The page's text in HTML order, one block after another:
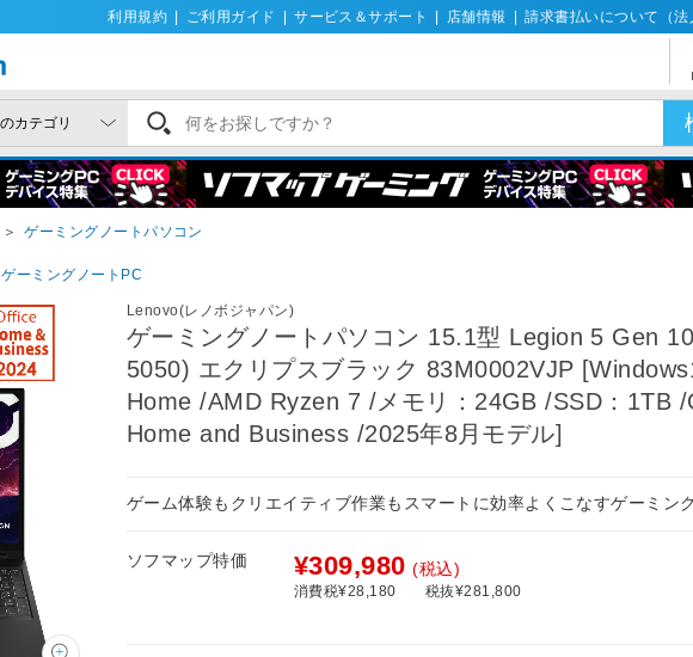
利用規約 ご利用ガイド サービス＆サポート 店舗情報 請求書払いについて（法
＞
ゲーミングノートパソコン
ゲーミングノートPC
Lenovo(レノボジャパン)
ゲーミングノートパソコン 15.1型 Legion 5 Gen
5050) エクリプスブラック 83M0002VJP
Home /AMD Ryzen 7 /メモリ：24GB /SSD：1TB
Home and Business /2025年8月モデル]
ゲーム体験もクリエイティブ作業もスマートに効率よくこなすゲーミン
ソフマップ特価 ¥309,980 (税込)
消費税¥28,180 税抜¥281,800